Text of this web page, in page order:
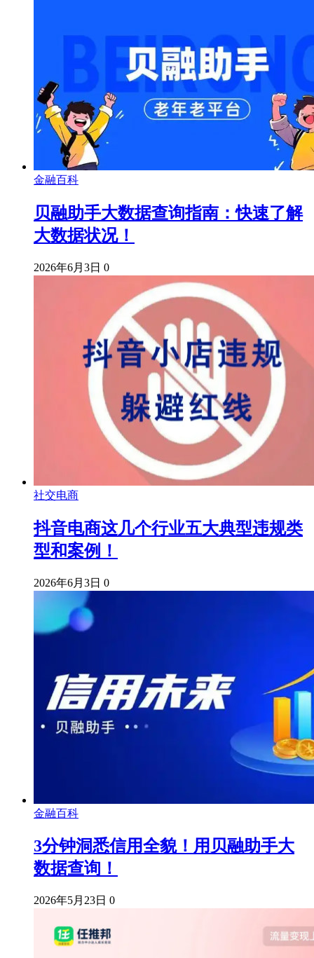
金融百科
贝融助手大数据查询指南：快速了解
大数据状况！
2026年6月3日 0
社交电商
抖音电商这几个行业五大典型违规类
型和案例！
2026年6月3日 0
金融百科
3分钟洞悉信用全貌！用贝融助手大
数据查询！
2026年5月23日 0